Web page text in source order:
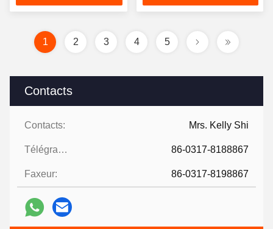
Contacts
Contacts: Mrs. Kelly Shi
Télégramme: 86-0317-8188867
Faxeur: 86-0317-8198867
1 2 3 4 5